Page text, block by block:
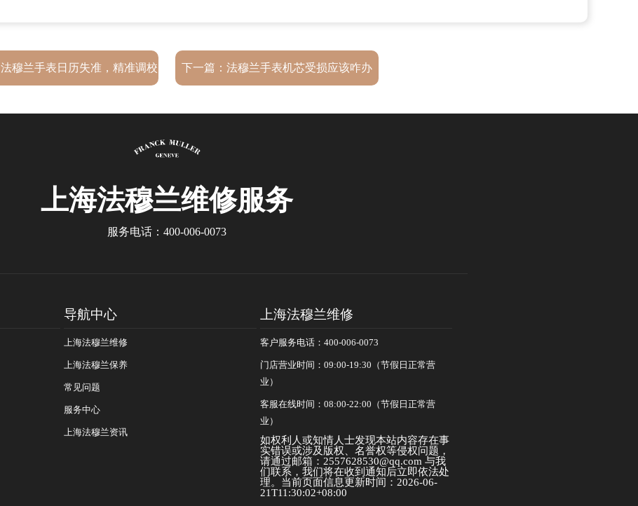
法穆兰手表日历失准，精准调校 下一篇：法穆兰手表机芯受损应该咋办
上海法穆兰维修服务
服务电话： 400-006-0073
导航中心
上海法穆兰维修
上海法穆兰保养
常见问题
服务中心
上海法穆兰资讯
上海法穆兰维修
客户服务电话：400-006-0073
门店营业时间：09:00-19:30（节假日正常营
业）
客服在线时间：08:00-22:00（节假日正常营
业）
如权利人或知情人士发现本站内容存在事
实错误或涉及版权、名誉权等侵权问题，
请通过邮箱：2557628530@qq.com 与我
们联系，我们将在收到通知后立即依法处
理。当前页面信息更新时间：2026-06-
21T11:30:02+08:00